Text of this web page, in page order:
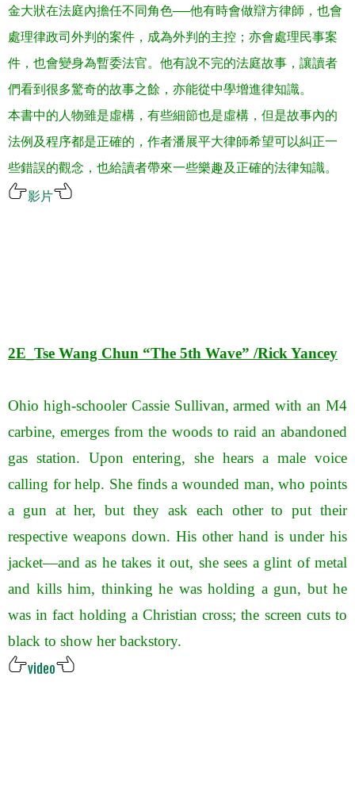
金大狀在法庭內擔任不同角色──他有時會做辯方律師，也會
處理律政司外判的案件，成為外判的主控；亦會處理民事案
件，也會變身為暫委法官。他有說不完的法庭故事，讓讀者
們看到很多驚奇的故事之餘，亦能從中學增進律知識。
本書中的人物雖是虛構，有些細節也是虛構，但是故事內的
法例及程序都是正確的，作者潘展平大律師希望可以糾正一
些錯誤的觀念，也給讀者帶來一些樂趣及正確的法律知識。
影片
2E_ Tse Wang Chun “The 5th Wave” /Rick Yancey
Ohio high-schooler Cassie Sullivan, armed with an M4
carbine, emerges from the woods to raid an abandoned
gas station. Upon entering, she hears a male voice
calling for help. She finds a wounded man, who points
a gun at her, but they ask each other to put their
respective weapons down. His other hand is under his
jacket—and as he takes it out, she sees a glint of metal
and kills him, thinking he was holding a gun, but he
was in fact holding a Christian cross; the screen cuts to
black to show her backstory.
video